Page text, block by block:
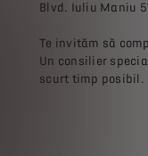
Blvd. Iuliu Maniu
Te invităm să
Un consilier
scurt timp posibil.